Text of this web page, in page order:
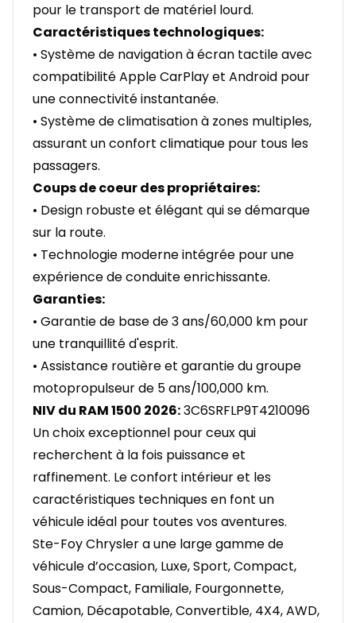
pour le transport de matériel lourd.
Caractéristiques technologiques:
• Système de navigation à écran tactile avec
compatibilité Apple CarPlay et Android pour
une connectivité instantanée.
• Système de climatisation à zones multiples,
assurant un confort climatique pour tous les
passagers.
Coups de coeur des propriétaires:
• Design robuste et élégant qui se démarque
sur la route.
• Technologie moderne intégrée pour une
expérience de conduite enrichissante.
Garanties:
• Garantie de base de 3 ans/60,000 km pour
une tranquillité d'esprit.
• Assistance routière et garantie du groupe
motopropulseur de 5 ans/100,000 km.
NIV du RAM 1500 2026:3C6SRFLP9T4210096
Un choix exceptionnel pour ceux qui
recherchent à la fois puissance et
raffinement. Le confort intérieur et les
caractéristiques techniques en font un
véhicule idéal pour toutes vos aventures.
Ste-Foy Chrysler a une large gamme de
véhicule d’occasion, Luxe, Sport, Compact,
Sous-Compact, Familiale, Fourgonnette,
Camion, Décapotable, Convertible, 4X4, AWD,